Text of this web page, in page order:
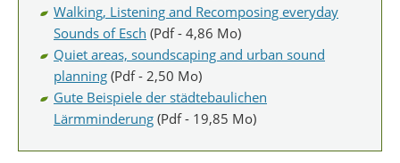
Walking, Listening and Recomposing everyday
Sounds of Esch (Pdf - 4,86 Mo)
Quiet areas, soundscaping and urban sound
planning (Pdf - 2,50 Mo)
Gute Beispiele der städtebaulichen
Lärmminderung (Pdf - 19,85 Mo)